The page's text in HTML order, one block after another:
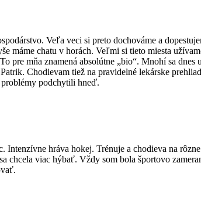
Veľa veci si preto dochováme a
máme chatu v horách. Veľmi si tieto miesta
pre mňa znamená absolútne „bio“. Mnohí sa dnes
Chodievam tiež na pravidelné lekárske
podchytili hneď.
hráva hokej. Trénuje a chodieva na
chcela viac hýbať. Vždy som bola športovo